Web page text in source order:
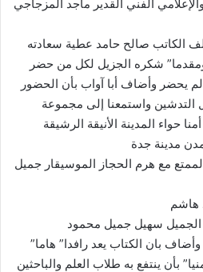
الفني القدير ماجد المزجاجي
الكاتب صالح حامد عطية سعادته
ومقدما” شكره الجزيل لكل من حضر
يحضر وأضاف أبا آواب بأن الحضور
التدشين واستمعنا إلى مجموعة
حواء المدينة الأنيقة الرشيقة
مدينة جدة
مع هرم الحجاز الموسيقار جميل
هاشم
الجميل سهيل جميل محمود
بان الكتاب يعد رافدا” هاما”
بأن ينتفع به طلاب العلم والباحثين